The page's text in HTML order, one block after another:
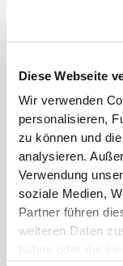
Diese Webseite
Wir verwenden
personalisieren,
zu können und
analysieren.
Verwendung
soziale Medien,
Partner führen
weiteren Daten
haben oder die
Unsere
Freiheit! Ohne
von
TIPP
Dieser